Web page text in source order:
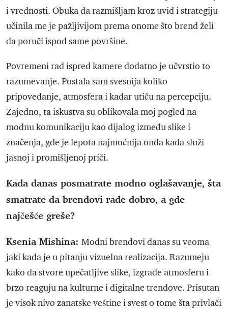
i vrednosti. Obuka da razmišljam kroz uvid i strategiju
učinila me je pažljivijom prema onome što brend želi
da poruči ispod same površine.
Povremeni rad ispred kamere dodatno je učvrstio to
razumevanje. Postala sam svesnija koliko
pripovedanje, atmosfera i kadar utiču na percepciju.
Zajedno, ta iskustva su oblikovala moj pogled na
modnu komunikaciju kao dijalog između slike i
značenja, gde je lepota najmoćnija onda kada služi
jasnoj i promišljenoj priči.
Kada danas posmatrate modno oglašavanje, šta
smatrate da brendovi rade dobro, a gde
najčešće greše?
Ksenia Mishina: Modni brendovi danas su veoma
jaki kada je u pitanju vizuelna realizacija. Razumeju
kako da stvore upečatljive slike, izgrade atmosferu i
brzo reaguju na kulturne i digitalne trendove. Prisutan
je visok nivo zanatske veštine i svest o tome šta privlači